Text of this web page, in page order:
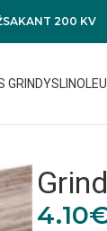
200 KV
GRINDYS
4.10